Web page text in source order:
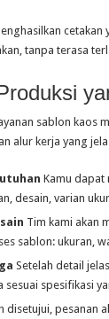
cetakan
tanpa terasa
sablon kaos
alur kerja yang
Kamu dapat
desain, varian
Tim kami akan
sablon: ukuran,
Setelah detail
sesuai spesifikasi
disetujui, pesanan